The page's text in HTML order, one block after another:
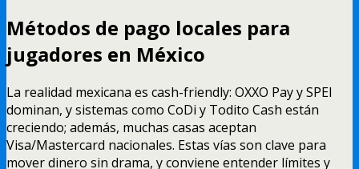
Métodos de pago locales para
jugadores en México
La realidad mexicana es cash-friendly: OXXO Pay y SPEI
dominan, y sistemas como CoDi y Todito Cash están
creciendo; además, muchas casas aceptan
Visa/Mastercard nacionales. Estas vías son clave para
mover dinero sin drama, y conviene entender límites y